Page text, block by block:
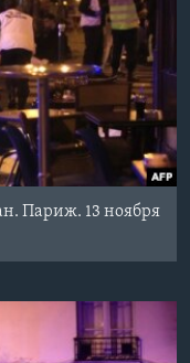
Париж. 13 ноября